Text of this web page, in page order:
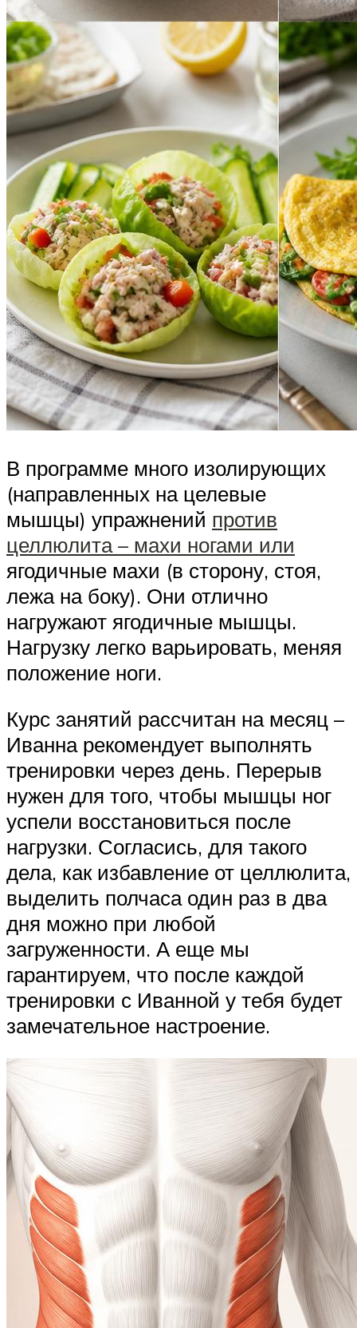
В программе много изолирующих
(направленных на целевые
мышцы) упражнений против
целлюлита – махи ногами или
ягодичные махи (в сторону, стоя,
лежа на боку). Они отлично
нагружают ягодичные мышцы.
Нагрузку легко варьировать, меняя
положение ноги.
Курс занятий рассчитан на месяц –
Иванна рекомендует выполнять
тренировки через день. Перерыв
нужен для того, чтобы мышцы ног
успели восстановиться после
нагрузки. Согласись, для такого
дела, как избавление от целлюлита,
выделить полчаса один раз в два
дня можно при любой
загруженности. А еще мы
гарантируем, что после каждой
тренировки с Иванной у тебя будет
замечательное настроение.